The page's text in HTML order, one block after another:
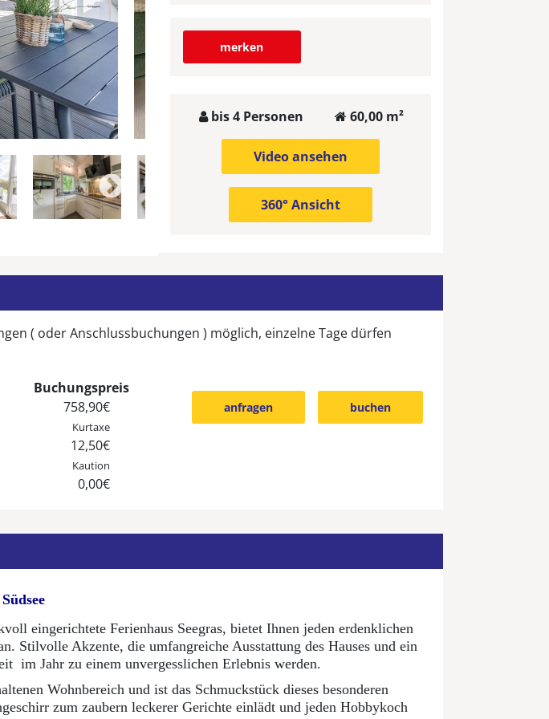
merken
bis 4 Personen 60,00 m²
Video ansehen
360° Ansicht
( oder Anschlussbuchungen ) möglich, einzelne Tage dürfen
Buchungspreis
758,90€
Kurtaxe
12,50€
Kaution
0,00€
buchen
anfragen
eingerichtete Ferienhaus Seegras, bietet Ihnen jeden erdenklichen
Stilvolle Akzente, die umfangreiche Ausstattung des Hauses und ein
im Jahr zu einem unvergesslichen Erlebnis werden.
Wohnbereich und ist das Schmuckstück dieses besonderen
zum zaubern leckerer Gerichte einlädt und jeden Hobbykoch